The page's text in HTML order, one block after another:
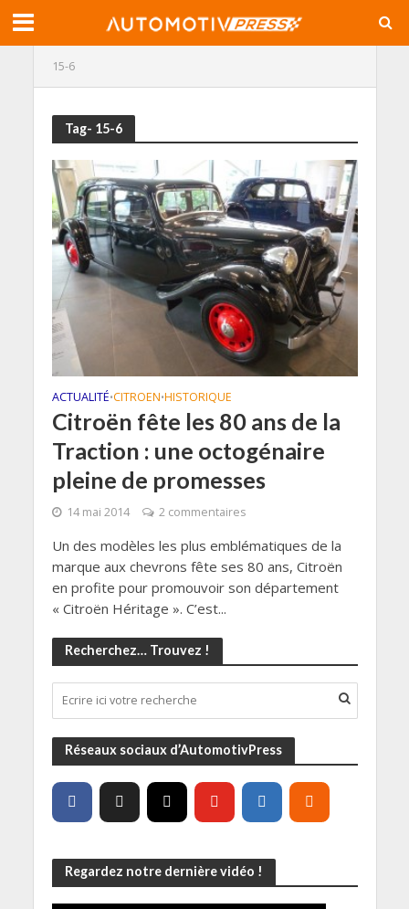
15-6
Tag- 15-6
ACTUALITÉ•CITROEN•HISTORIQUE
Citroën fête les 80 ans de la
Traction : une octogénaire
pleine de promesses
14 mai 2014 2 commentaires
Un des modèles les plus emblématiques de la
marque aux chevrons fête ses 80 ans, Citroën
en profite pour promouvoir son département
« Citroën Héritage ». C’est...
Recherchez… Trouvez !
Réseaux sociaux d’AutomotivPress
Regardez notre dernière vidéo !